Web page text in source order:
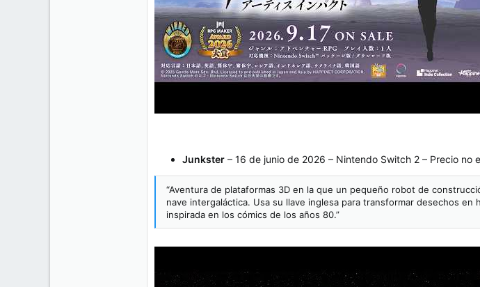
Junkster – 16 de junio de 2026 – Nintendo Switch 2 – Precio no
“Aventura de plataformas 3D en la que un pequeño robot de
nave intergaláctica. Usa su llave inglesa para transformar desechos
inspirada en los cómics de los años 80.”